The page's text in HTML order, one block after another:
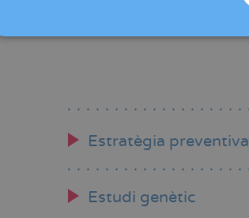
Estratègia preventiva
Estudi genètic